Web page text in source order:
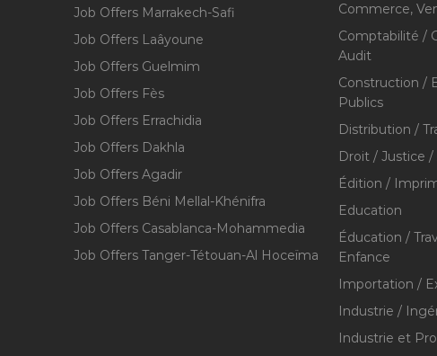
Job Offers Marrakech-Safi
Job Offers Laâyoune
Job Offers Guelmim
Job Offers Fès
Job Offers Errachidia
Job Offers Dakhla
Job Offers Agadir
Job Offers Béni Mellal-Khénifra
Job Offers Casablanca-Mohammedia
Job Offers Tanger-Tétouan-Al Hoceïma
Commerce,
Comptabilité /
Audit
Construction /
Publics
Distribution /
Droit / Justice /
Édition /
Education
Éducation /
Enfance
Importation /
Industrie /
Industrie et